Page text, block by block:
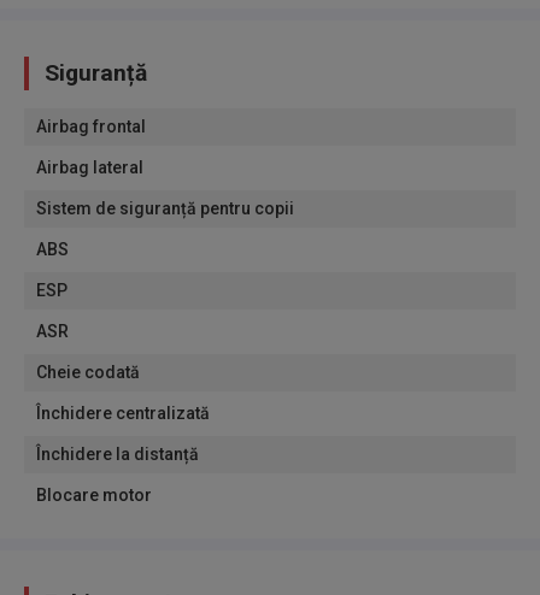
Siguranță
Airbag frontal
Airbag lateral
Sistem de siguranță pentru copii
ABS
ESP
ASR
Cheie codată
Închidere centralizată
Închidere la distanță
Blocare motor